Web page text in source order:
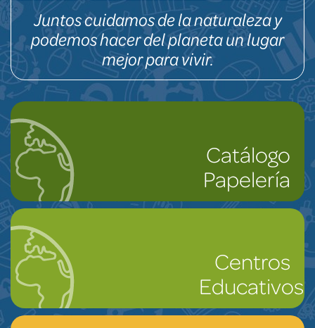
Juntos cuidamos de la naturaleza y
podemos hacer del planeta un lugar
mejor para vivir.
Catálogo
Papelería
Centros
Educativos